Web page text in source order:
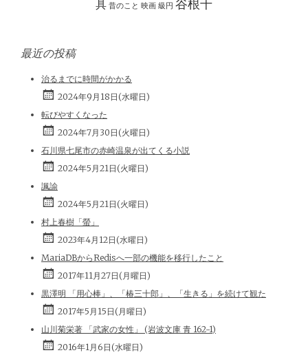
具 昔のこと 映画 級円 谷根千
最近の投稿
治るまでに時間がかかる
2024年9月18日(水曜日)
転びやすくなった
2024年7月30日(火曜日)
石川県七尾市の赤崎温泉が出てくる小説
2024年5月21日(火曜日)
諷諭
2024年5月21日(火曜日)
村上春樹「螢」
2023年4月12日(水曜日)
MariaDBからRedisへ一部の機能を移行したこと
2017年11月27日(月曜日)
黒澤明 「用心棒」、「椿三十郎」、「生きる」を続けて観た
2017年5月15日(月曜日)
山川菊栄著 「武家の女性」 (岩波文庫 青 162-1)
2016年1月6日(水曜日)